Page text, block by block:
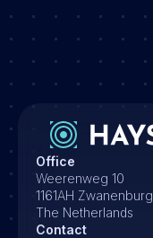
Office
Weerenweg 10
1161AH Zwanenburg
The Netherlands
Contact